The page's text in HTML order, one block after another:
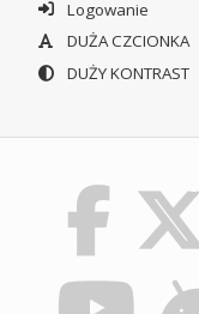
Logowanie
DUŻA CZCIONKA
DUŻY KONTRAST